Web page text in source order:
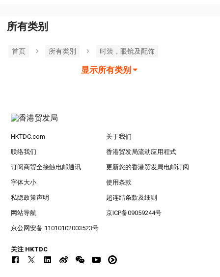
所有类别
首页 所有类別 时装，眼镜及配饰
显示所有类别
HKTDC.com 关于我们
联络我们 香港贸发局流动应用程式
订阅商贸全接触电邮通讯 更新您的香港贸发局电邮订阅
字体大小 使用条款
私隐政策声明 超连结条款及细则
网站导航 京ICP备09059244号
京公网安备 11010102003523号
关注 HKTDC